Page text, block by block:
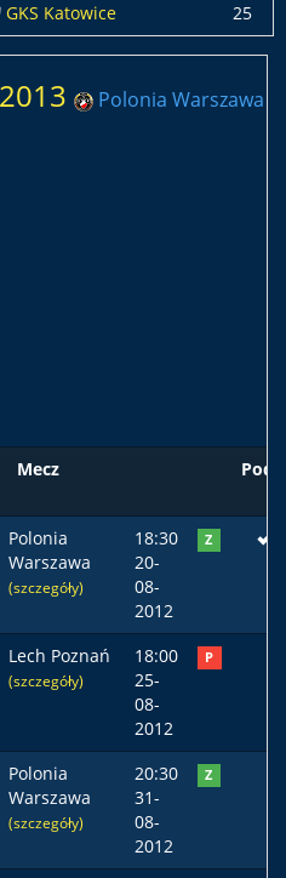
GKS Katowice 25
Polonia Warszawa
Mecz
Polonia
Warszawa
(szczegóły)
18:30
20-
08-
2012
Z
Lech Poznań
(szczegóły)
18:00
25-
08-
2012
P
Polonia
Warszawa
(szczegóły)
20:30
31-
08-
2012
Z